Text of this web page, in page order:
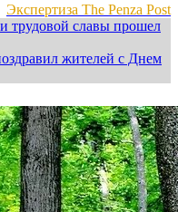
Экспертиза The Penza Post
трудовой славы прошел
жителей с Днем